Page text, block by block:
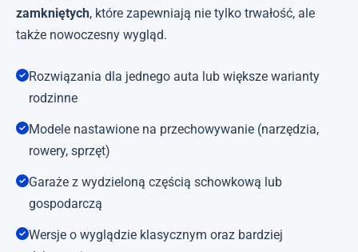
zamkniętych, które zapewniają nie tylko trwałość, ale
także nowoczesny wygląd.
Rozwiązania dla jednego auta lub większe warianty
rodzinne
Modele nastawione na przechowywanie (narzędzia,
rowery, sprzęt)
Garaże z wydzieloną częścią schowkową lub
gospodarczą
Wersje o wyglądzie klasycznym oraz bardziej